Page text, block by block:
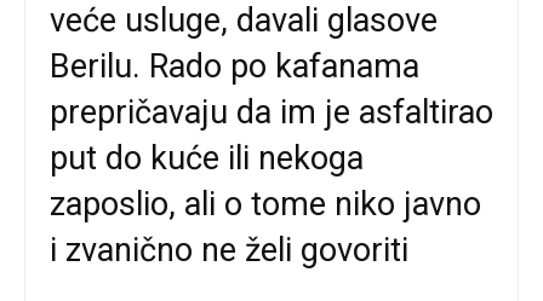
veće usluge, davali glasove
Berilu. Rado po kafanama
prepričavaju da im je asfaltirao
put do kuće ili nekoga
zaposlio, ali o tome niko javno
i zvanično ne želi govoriti